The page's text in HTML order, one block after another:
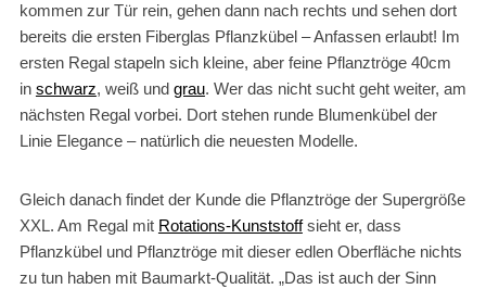
kommen zur Tür rein, gehen dann nach rechts und sehen dort
bereits die ersten Fiberglas Pflanzkübel – Anfassen erlaubt! Im
ersten Regal stapeln sich kleine, aber feine Pflanztröge 40cm
in schwarz, weiß und grau. Wer das nicht sucht geht weiter, am
nächsten Regal vorbei. Dort stehen runde Blumenkübel der
Linie Elegance – natürlich die neuesten Modelle.
Gleich danach findet der Kunde die Pflanztröge der Supergröße
XXL. Am Regal mit Rotations-Kunststoffsieht er, dass
Pflanzkübel und Pflanztröge mit dieser edlen Oberfläche nichts
zu tun haben mit Baumarkt-Qualität. „Das ist auch der Sinn